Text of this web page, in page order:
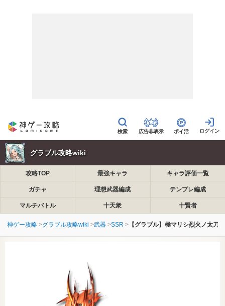
広告非表示 ポイ活
グラブル攻略wiki
攻略TOP 最強キャラ キャラ評価一覧
ガチャ 理想武器編成 テンプレ編成
マルチバトル 十天衆 十賢者
神ゲー攻略 グラブル攻略wiki 武器 SSR 【グラブル】極マリシ烈火ノ太刀